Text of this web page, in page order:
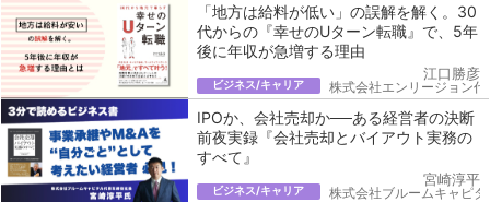
「地方は給料が低い」の誤解を解く。30
代からの『幸せのUターン転職』で、5年
後に年収が急増する理由
ビジネス/キャリア
江口勝彦
株式会社エンリージョン代
IPOか、会社売却か──ある経営者の決断
前夜実録『会社売却とバイアウト実務の
すべて』
ビジネス/キャリア
宮崎淳平
株式会社ブルームキャピ